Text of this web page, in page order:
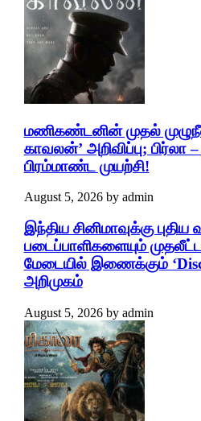
மணிகண்டனின் முதல்
காவலன்’ அறிவிப்பு;
பிரம்மாண்ட முயற்சி!
August 5, 2026by admin
இந்திய சினிமாவுக்கு
படைப்பாளிகளையும்
மேடையில் இணைக்கும்
அறிமுகம்
August 5, 2026by admin